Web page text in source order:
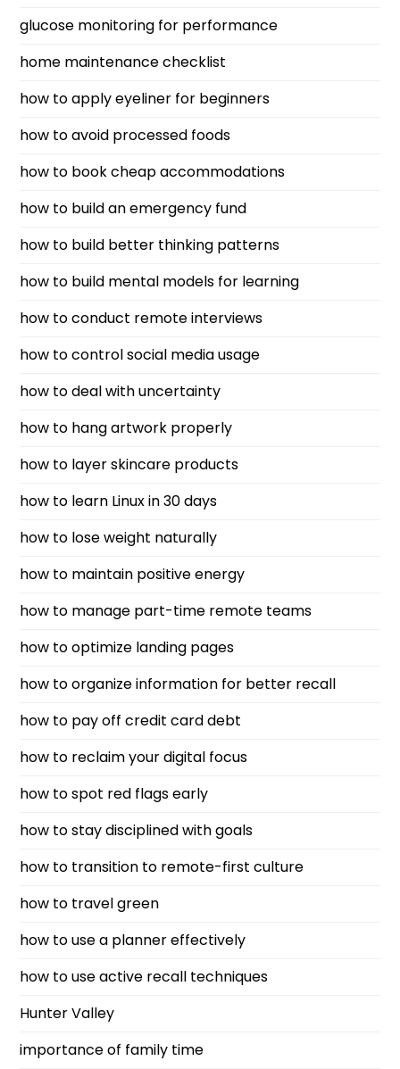
glucose monitoring for performance
home maintenance checklist
how to apply eyeliner for beginners
how to avoid processed foods
how to book cheap accommodations
how to build an emergency fund
how to build better thinking patterns
how to build mental models for learning
how to conduct remote interviews
how to control social media usage
how to deal with uncertainty
how to hang artwork properly
how to layer skincare products
how to learn Linux in 30 days
how to lose weight naturally
how to maintain positive energy
how to manage part-time remote teams
how to optimize landing pages
how to organize information for better recall
how to pay off credit card debt
how to reclaim your digital focus
how to spot red flags early
how to stay disciplined with goals
how to transition to remote-first culture
how to travel green
how to use a planner effectively
how to use active recall techniques
Hunter Valley
importance of family time